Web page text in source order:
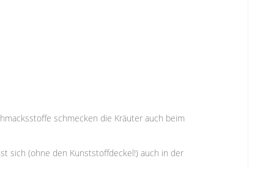
schmecken die Kräuter auch beim
sich (ohne den Kunststoffdeckel!) auch in der